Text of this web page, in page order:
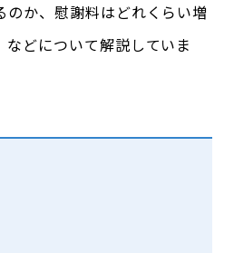
か、慰謝料はどれくらい増
どについて解説していま